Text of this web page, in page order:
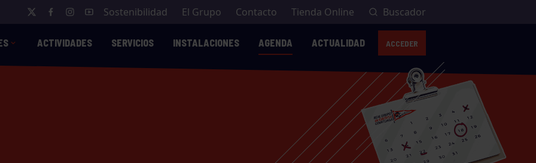
Sostenibilidad El Grupo Contacto Tienda Online Buscador
ACTIVIDADES SERVICIOS INSTALACIONES AGENDA ACTUALIDAD ACCEDER